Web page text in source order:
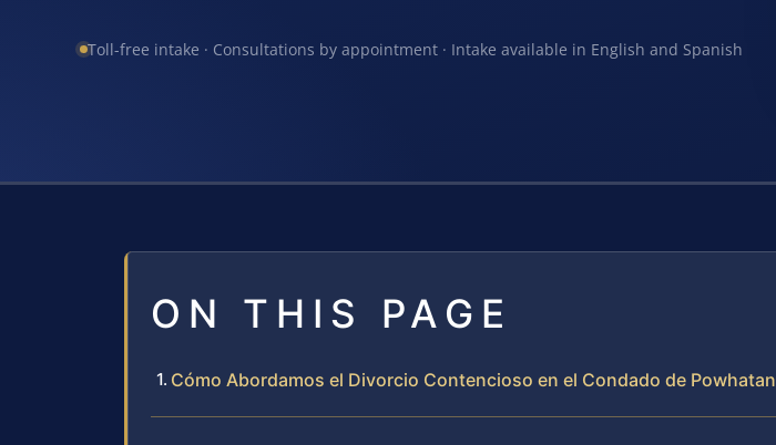
Toll-free intake · Consultations by appointment · Intake available in English and Spanish
ON THIS PAGE
Cómo Abordamos el Divorcio Contencioso en el Condado de Powhatan